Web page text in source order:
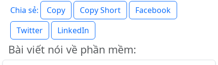
Chia sẻ: Copy Copy Short
Facebook
Twitter
LinkedIn
Bài viết nói về phần mềm: